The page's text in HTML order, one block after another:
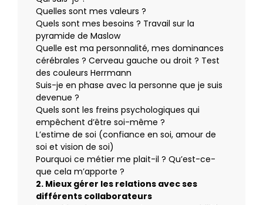
Quelles sont mes valeurs ?
Quels sont mes besoins ? Travail sur la
pyramide de Maslow
Quelle est ma personnalité, mes dominances
cérébrales ? Cerveau gauche ou droit ? Test
des couleurs Herrmann
Suis-je en phase avec la personne que je suis
devenue ?
Quels sont les freins psychologiques qui
empêchent d’être soi-même ?
L’estime de soi (confiance en soi, amour de
soi et vision de soi)
Pourquoi ce métier me plait-il ? Qu’est-ce-
que cela m’apporte ?
2. Mieux gérer les relations avec ses
différents collaborateurs